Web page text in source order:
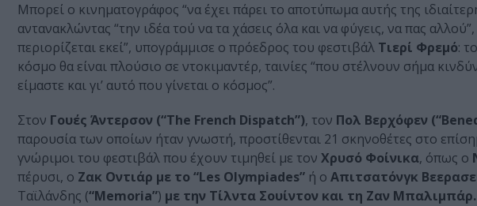
Μπορεί ο κινηματογράφος “να έχει πάρει το αποτύπωμα αυτής της
αντανακλώντας “την ιδέα τού να τα χάσεις όλα και να φύγεις, να πας
περιορίζεται εκεί”, υπογράμμισε ο πρόεδρος του φεστιβάλ Τιερί Φρεμό:
κόσμο θα είναι πλούσιο σε ντοκιμαντέρ, ταινίες “που στέλνουν σήμα
είμαστε και γι’ αυτό που γίνεται ο κόσμος”.
Στον Γουές Άντερσον (“The French Dispatch”), τον Πολ Βερχόφεν
παρουσία των οποίων ήταν γνωστή, προστίθενται 21 σκηνοθέτες στο
γνώριμοι του φεστιβάλ που έχουν τιμηθεί με τον Χρυσό Φοίνικα, όπως ο
πέρυσι, ο Ζακ Οντιάρ με το “Les Olympiades” ή ο Απιτσατόνγκ
Ταϊλάνδης (“Memoria”) με την Τίλντα Σουίντον και τη Ζαν Μπαλιμπάρ.